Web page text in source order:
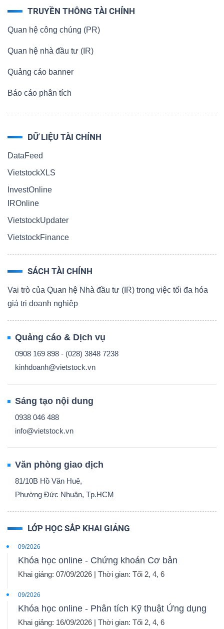
TRUYỀN THÔNG TÀI CHÍNH
Quan hệ công chúng (PR)
Quan hệ nhà đầu tư (IR)
Quảng cáo banner
Báo cáo phân tích
DỮ LIỆU TÀI CHÍNH
DataFeed
VietstockXLS
InvestOnline
IROnline
VietstockUpdater
VietstockFinance
SÁCH TÀI CHÍNH
Vai trò của Quan hệ Nhà đầu tư (IR) trong việc tối đa hóa
giá trị doanh nghiệp
Quảng cáo & Dịch vụ
0908 169 898 - (028) 3848 7238
kinhdoanh@vietstock.vn
Sáng tạo nội dung
0938 046 488
info@vietstock.vn
Văn phòng giao dịch
81/10B Hồ Văn Huê,
Phường Đức Nhuận, Tp.HCM
LỚP HỌC SẮP KHAI GIẢNG
09/2026
Khóa học online - Chứng khoán Cơ bản
Khai giảng: 07/09/2026 | Thời gian: Tối 2, 4, 6
09/2026
Khóa học online - Phân tích Kỹ thuật Ứng dụng
Khai giảng: 16/09/2026 | Thời gian: Tối 2, 4, 6